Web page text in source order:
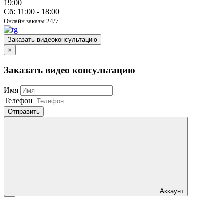
19:00
Сб: 11:00 - 18:00
Онлайн заказы 24/7
Заказать видеоконсультацию
×
Заказать видео консультацию
Имя
Телефон
Отправить
Аккаунт